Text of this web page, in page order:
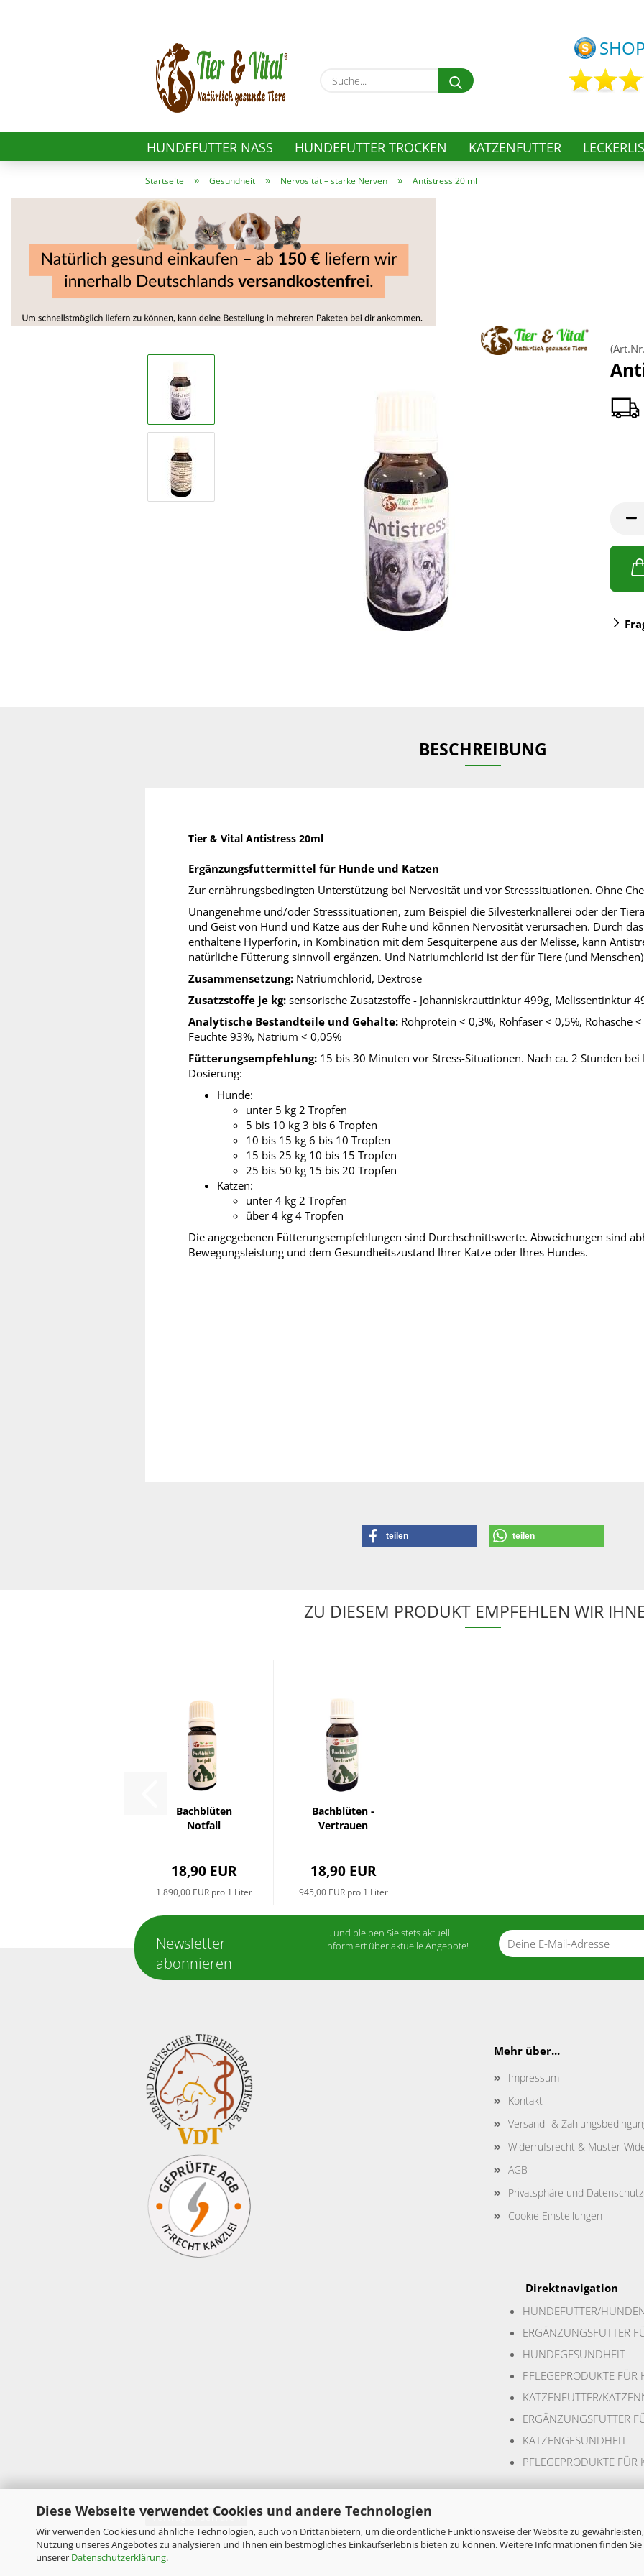
Diese Webseite verwendet Cookies und andere Technologien
Wir verwenden Cookies und ähnliche Technologien, auch von Drittanbietern, um die ordentliche Funktionsweise der Website zu
Nutzung unseres Angebotes zu analysieren und Ihnen ein bestmögliches Einkaufserlebnis bieten zu können. Weitere Informationen finden Sie
unserer Datenschutzerklärung.
Lieferland
Suche...
HUNDEFUTTER NASS HUNDEFUTTER TROCKEN KATZENFUTTER LECKERLIS
Startseite » Gesundheit » Nervosität – starke Nerven » Antistress 20 ml
BESCHREIBUNG
Tier & Vital Antistress 20ml
Ergänzungsfuttermittel für Hunde und Katzen
Zur ernährungsbedingten Unterstützung bei Nervosität und vor Stresssituationen. Ohne
Unangenehme und/oder Stresssituationen, zum Beispiel die Silvesterknallerei oder der
und Geist von Hund und Katze aus der Ruhe und können Nervosität verursachen. Durch
enthaltene Hyperforin, in Kombination mit dem Sesquiterpene aus der Melisse, kann
natürliche Fütterung sinnvoll ergänzen. Und Natriumchlorid ist der für Tiere (und
Zusammensetzung: Natriumchlorid, Dextrose
Zusatzstoffe je kg: sensorische Zusatzstoffe - Johanniskrauttinktur 499g, Melissentinktur
Analytische Bestandteile und Gehalte: Rohprotein < 0,3%, Rohfaser < 0,5%, Rohasche
Feuchte 93%, Natrium < 0,05%
Fütterungsempfehlung: 15 bis 30 Minuten vor Stress-Situationen. Nach ca. 2 Stunden
Dosierung:
Hunde:
unter 5 kg 2 Tropfen
5 bis 10 kg 3 bis 6 Tropfen
10 bis 15 kg 6 bis 10 Tropfen
15 bis 25 kg 10 bis 15 Tropfen
25 bis 50 kg 15 bis 20 Tropfen
Katzen:
unter 4 kg 2 Tropfen
über 4 kg 4 Tropfen
Die angegebenen Fütterungsempfehlungen sind Durchschnittswerte. Abweichungen sind
Bewegungsleistung und dem Gesundheitszustand Ihrer Katze oder Ihres Hundes.
teilen teilen
ZU DIESEM PRODUKT EMPFEHLEN WIR
Bachblüten
Notfall
18,90 EUR
1.890,00 EUR pro 1 Liter
Bachblüten -
Vertrauen
20ml
18,90 EUR
945,00 EUR pro 1 Liter
Newsletter
abonnieren
... und bleiben Sie stets aktuell
Informiert über aktuelle Angebote!
Mehr über...
Impressum
Kontakt
Versand- &
Widerrufsrecht & Muster-
AGB
Privatsphäre und Datenschutz
Cookie Einstellungen
Direktnavigation
HUNDEFUTTER/
ERGÄNZUNGSFUTTER
HUNDEGESUNDHEIT
PFLEGEPRODUKTE FÜR
KATZENFUTTER/
ERGÄNZUNGSFUTTER
KATZENGESUNDHEIT
PFLEGEPRODUKTE FÜR
Vertrag widerrufen